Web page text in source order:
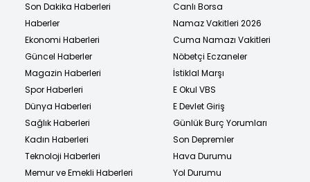
Son Dakika Haberleri
Haberler
Ekonomi Haberleri
Güncel Haberler
Magazin Haberleri
Spor Haberleri
Dünya Haberleri
Sağlık Haberleri
Kadın Haberleri
Teknoloji Haberleri
Memur ve Emekli Haberleri
Canlı Borsa
Namaz Vakitleri 2026
Cuma Namazı Vakitleri
Nöbetçi Eczaneler
İstiklal Marşı
E Okul VBS
E Devlet Giriş
Günlük Burç Yorumları
Son Depremler
Hava Durumu
Yol Durumu